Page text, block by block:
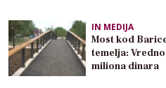
IN MEDIJA
Most kod
temelja:
miliona dinara